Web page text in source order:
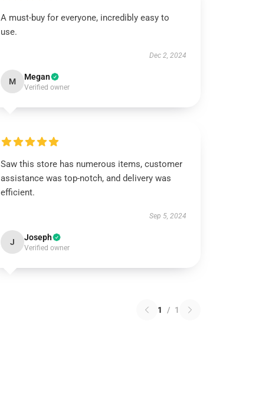
A must-buy for everyone, incredibly easy to
use.
Dec 2, 2024
M Megan
Verified owner
Saw this store has numerous items, customer
assistance was top-notch, and delivery was
efficient.
Sep 5, 2024
J Joseph
Verified owner
1 / 1